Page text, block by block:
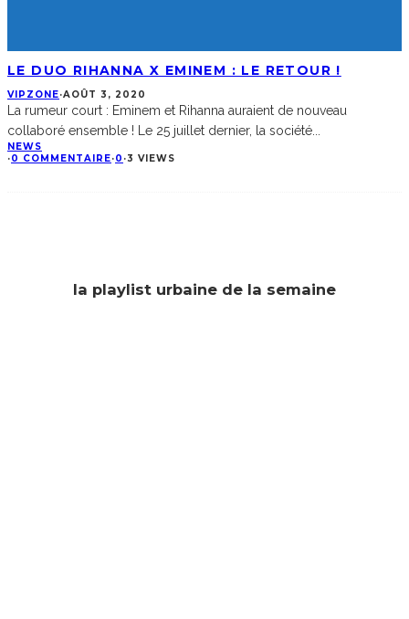
LE DUO RIHANNA X EMINEM : LE RETOUR !
VIPZONE·AOÛT 3, 2020
La rumeur court : Eminem et Rihanna auraient de nouveau
collaboré ensemble ! Le 25 juillet dernier, la société...
NEWS
·0 COMMENTAIRE·0 ·3 VIEWS
la playlist urbaine de la semaine